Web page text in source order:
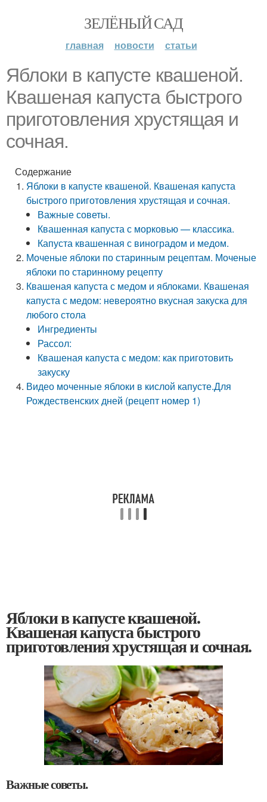
ЗЕЛЁНЫЙ САД
главная новости статьи
Яблоки в капусте квашеной.
Квашеная капуста быстрого
приготовления хрустящая и
сочная.
Содержание
Яблоки в капусте квашеной. Квашеная капуста
быстрого приготовления хрустящая и сочная.
Важные советы.
Квашенная капуста с морковью — классика.
Капуста квашенная с виноградом и медом.
Моченые яблоки по старинным рецептам. Моченые
яблоки по старинному рецепту
Квашеная капуста с медом и яблоками. Квашеная
капуста с медом: невероятно вкусная закуска для
любого стола
Ингредиенты
Рассол:
Квашеная капуста с медом: как приготовить
закуску
Видео моченные яблоки в кислой капусте.Для
Рождественских дней (рецепт номер 1)
Яблоки в капусте квашеной.
Квашеная капуста быстрого
приготовления хрустящая и сочная.
Важные советы.